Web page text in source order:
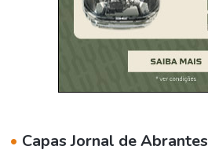
• Capas Jornal de Abrantes